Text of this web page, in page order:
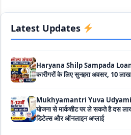
Latest Updates
के तहत मिलेगा 5 लाख तक का लोन,
Haryana Shilp Sampada Loan
Mukhyamantri Yuva Udyami
Haryana Widow Loan Scheme: